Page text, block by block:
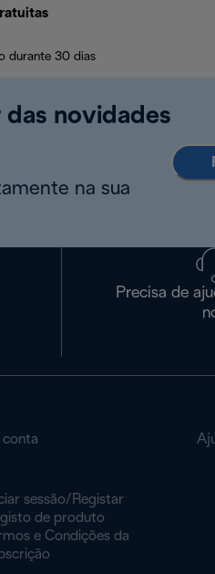
durante 30 dias
das novidades
na sua
Precisa de
conta
sessão/Registar
de produto
e Condições da